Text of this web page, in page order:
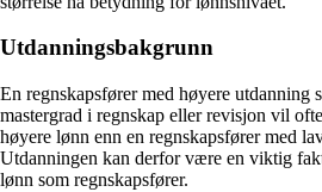
Utdanningsbakgrunn
En regnskapsfører med høyere utdanning
mastergrad i regnskap eller revisjon vil
høyere lønn enn en regnskapsfører med
Utdanningen kan derfor være en viktig
lønn som regnskapsfører.